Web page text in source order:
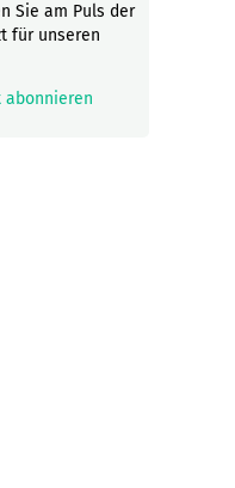
Sie am Puls der
für unseren
abonnieren